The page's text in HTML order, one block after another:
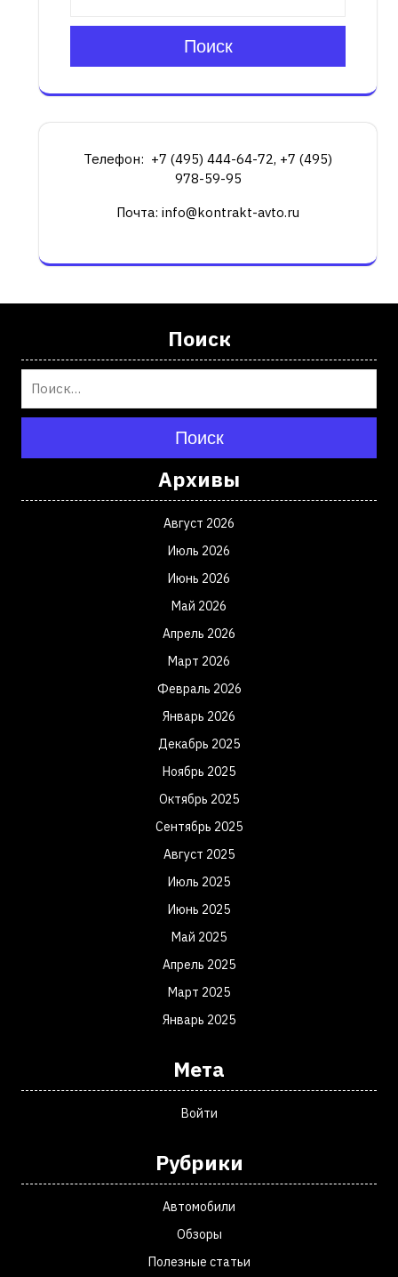
Поиск
Телефон: +7 (495) 444-64-72, +7 (495)
978-59-95
Почта: info@kontrakt-avto.ru
Поиск
Поиск
Архивы
Август 2026
Июль 2026
Июнь 2026
Май 2026
Апрель 2026
Март 2026
Февраль 2026
Январь 2026
Декабрь 2025
Ноябрь 2025
Октябрь 2025
Сентябрь 2025
Август 2025
Июль 2025
Июнь 2025
Май 2025
Апрель 2025
Март 2025
Январь 2025
Мета
Войти
Рубрики
Автомобили
Обзоры
Полезные статьи